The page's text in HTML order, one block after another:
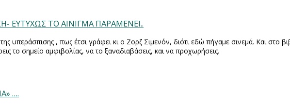
ΕΥΤΥΧΩΣ ΤΟ ΑΙΝΙΓΜΑ ΠΑΡΑΜΕΝΕΙ..
, πως έτσι γράφει κι ο Ζορζ Σιμενόν, διότι εδώ πήγαμε σινεμά. Και στο
το σημείο αμφιβολίας, να το ξαναδιαβάσεις, και να προχωρήσεις.
….